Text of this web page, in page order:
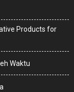
Products for
Waktu